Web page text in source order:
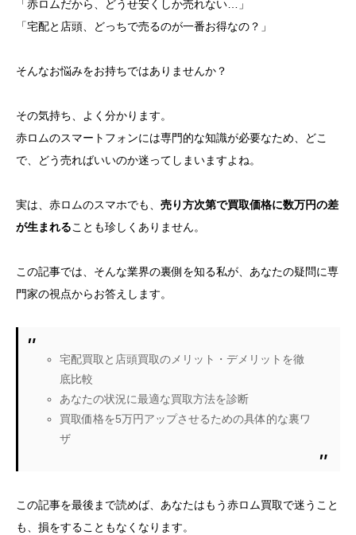
「赤ロムだから、どうせ安くしか売れない…」
「宅配と店頭、どっちで売るのが一番お得なの？」
そんなお悩みをお持ちではありませんか？
その気持ち、よく分かります。
赤ロムのスマートフォンには専門的な知識が必要なため、どこ
で、どう売ればいいのか迷ってしまいますよね。
実は、赤ロムのスマホでも、 売り方次第で買取価格に数万円の差
が生まれることも珍しくありません。
この記事では、そんな業界の裏側を知る私が、あなたの疑問に専
門家の視点からお答えします。
宅配買取と店頭買取のメリット・デメリットを徹
底比較
あなたの状況に最適な買取方法を診断
買取価格を5万円アップさせるための具体的な裏ワ
ザ
この記事を最後まで読めば、あなたはもう赤ロム買取で迷うこと
も、損をすることもなくなります。